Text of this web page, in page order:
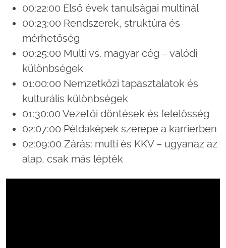
00:22:00 Első évek tanulságai multinál
00:23:00 Rendszerek, struktúra és
mérhetőség
00:25:00 Multi vs. magyar cég – valódi
különbségek
01:00:00 Nemzetközi tapasztalatok és
kulturális különbségek
01:30:00 Vezetői döntések és felelősség
02:07:00 Példaképek szerepe a karrierben
02:09:00 Zárás: multi és KKV – ugyanaz az
alap, csak más lépték